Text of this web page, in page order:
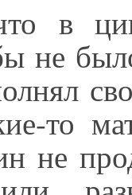
в
не
то
не